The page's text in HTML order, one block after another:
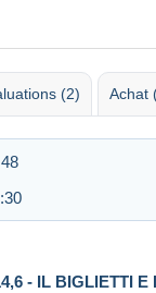
(2) Achat
- IL BIGLIETTI E